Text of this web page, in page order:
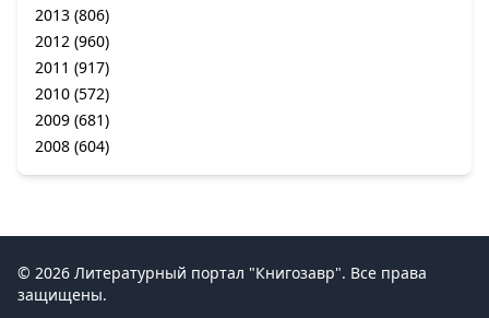
2013 (806)
2012 (960)
2011 (917)
2010 (572)
2009 (681)
2008 (604)
© 2026 Литературный портал "Книгозавр". Все права
защищены.